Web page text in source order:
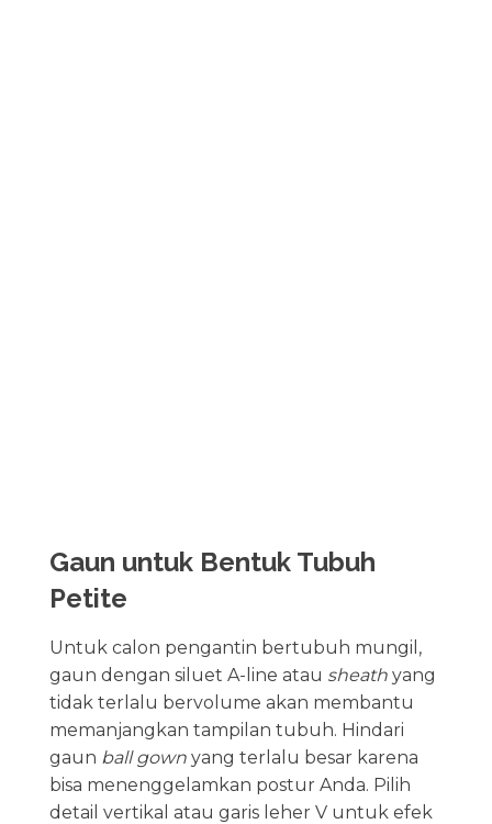
Gaun untuk Bentuk Tubuh
Petite
Untuk calon pengantin bertubuh mungil,
gaun dengan siluet A-line atau sheathyang
tidak terlalu bervolume akan membantu
memanjangkan tampilan tubuh. Hindari
gaun ball gownyang terlalu besar karena
bisa menenggelamkan postur Anda. Pilih
detail vertikal atau garis leher V untuk efek